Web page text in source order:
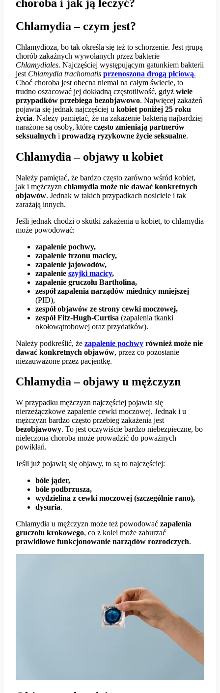
choroba i jak ją leczyć?
Chlamydia – czym jest?
Chlamydioza, bo tak określa się też to schorzenie. Jest grupą
chorób zakaźnych wywołanych przez bakterie
Chlamydiales. Najczęściej występującym gatunkiem bakterii
jest Chlamydia trachomatis przenoszona drogą płciową.
Choć choroba jest obecna niemal na całym świecie, to
trudno oszacować jej dokładną częstotliwość, gdyż wiele
przypadków przebiega bezobjawowo. Najwięcej zakażeń
pojawia się jednak najczęściej u kobiet poniżej 25 roku
życia. Należy pamiętać, że na zakażenie bakterią najbardziej
narażone są osoby, które często zmieniają partnerów
seksualnych i prowadzą ryzykowne życie seksualne.
Chlamydia – objawy u kobiet
Należy pamiętać, że bardzo często zarówno wśród kobiet,
jak i mężczyzn chlamydia może nie dawać konkretnych
objawów. Jednak w takich przypadkach nosiciele i tak
zarażają innych.
Jeśli jednak chodzi o skutki zakażenia u kobiet, to chlamydia
może powodować:
zapalenie pochwy,
zapalenie trzonu macicy,
zapalenie jajowodów,
zapalenie szyjki macicy,
zapalenie gruczołu Bartholina,
zespół zapalenia narządów miednicy mniejszej
(PID),
zespół objawów ze strony cewki moczowej,
zespół Fitz-Hugh-Curtisa (zapalenia tkanki
okołowątrobowej oraz przydatków).
Należy podkreślić, że zapalenie pochwy również może nie
dawać konkretnych objawów, przez co pozostanie
niezauważone przez pacjentkę.
Chlamydia – objawy u mężczyzn
W przypadku mężczyzn najczęściej pojawia się
nierzeżączkowe zapalenie cewki moczowej. Jednak i u
mężczyzn bardzo często przebieg zakażenia jest
bezobjawowy. To jest oczywiście bardzo niebezpieczne, bo
nieleczona choroba może prowadzić do poważnych
powikłań.
Jeśli już pojawią się objawy, to są to najczęściej:
bóle jąder,
bóle podbrzusza,
wydzielina z cewki moczowej (szczególnie rano),
dysuria.
Chlamydia u mężczyzn może też powodować zapalenia
gruczołu krokowego, co z kolei może zaburzać
prawidłowe funkcjonowanie narządów rozrodczych.